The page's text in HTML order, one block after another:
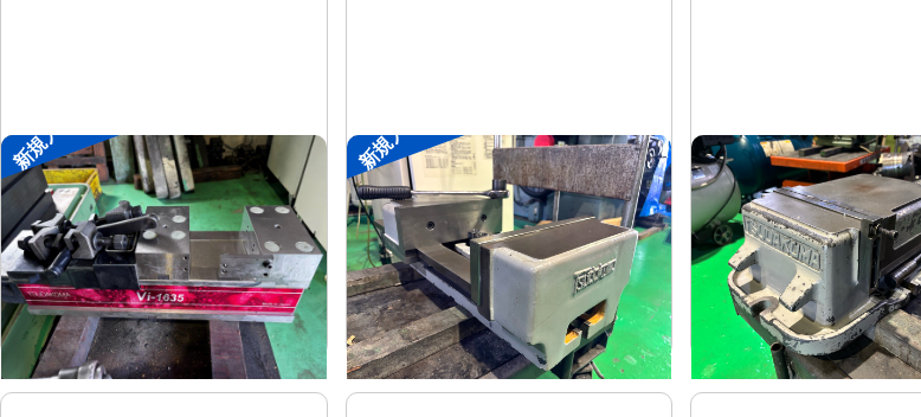
新規入荷
メカ増力マシンバイス
メーカー ツダコマ
形 式Vi-1635
年 式2018
新規入荷
大型マシンバイス
メーカー ツダコマ
形 式VB-300
年 式-
マシンバイス
メーカー ツダコマ
VG-250
年 式-